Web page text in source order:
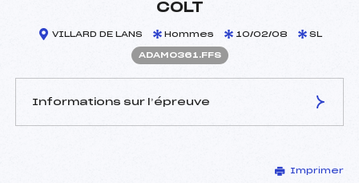
COLT
VILLARD DE LANS Hommes 10/02/08 SL
ADAM0361.FFS
Informations sur l’épreuve
DUHET ANDRE (DA)
Imprimer